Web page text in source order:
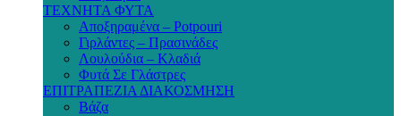
ΤΕΧΝΗΤΑ ΦΥΤΑ
Αποξηραμένα – Potpouri
Γιρλάντες – Πρασινάδες
Λουλούδια – Κλαδιά
Φυτά Σε Γλάστρες
ΕΠΙΤΡΑΠΕΖΙΑ ΔΙΑΚΟΣΜΗΣΗ
Βάζα